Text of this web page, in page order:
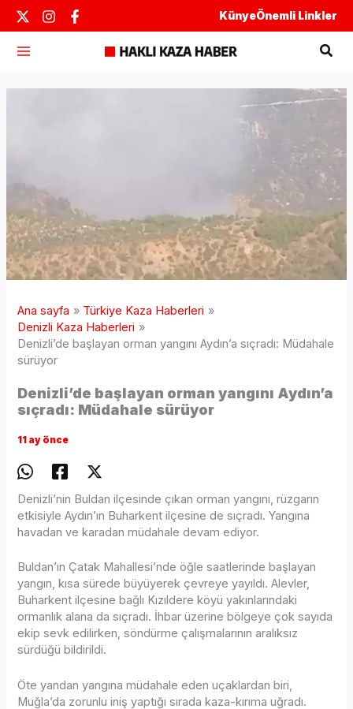
İçeriğe
atla
KünyeÖnemli Linkler
Ana sayfa
Türkiye Kaza Haberleri
Denizli Kaza Haberleri
Denizli’de başlayan orman yangını Aydın’a sıçradı: Müdahale
sürüyor
Denizli’de başlayan orman yangını Aydın’a
sıçradı: Müdahale sürüyor
11 ay önce
Denizli’nin Buldan ilçesinde çıkan orman yangını, rüzgarın
etkisiyle Aydın’ın Buharkent ilçesine de sıçradı. Yangına
havadan ve karadan müdahale devam ediyor.
Buldan’ın Çatak Mahallesi’nde öğle saatlerinde başlayan
yangın, kısa sürede büyüyerek çevreye yayıldı. Alevler,
Buharkent ilçesine bağlı Kızıldere köyü yakınlarındaki
ormanlık alana da sıçradı. İhbar üzerine bölgeye çok sayıda
ekip sevk edilirken, söndürme çalışmalarının aralıksız
sürdüğü bildirildi.
Öte yandan yangına müdahale eden uçaklardan biri,
Muğla’da zorunlu iniş yaptığı sırada kaza-kırıma uğradı.